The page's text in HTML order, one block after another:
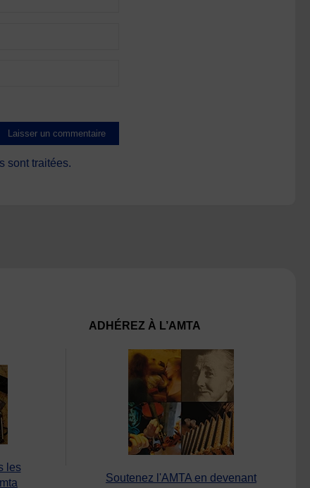
sont traitées.
les
ADHÉREZ À L’AMTA
Soutenez l'AMTA en devenant